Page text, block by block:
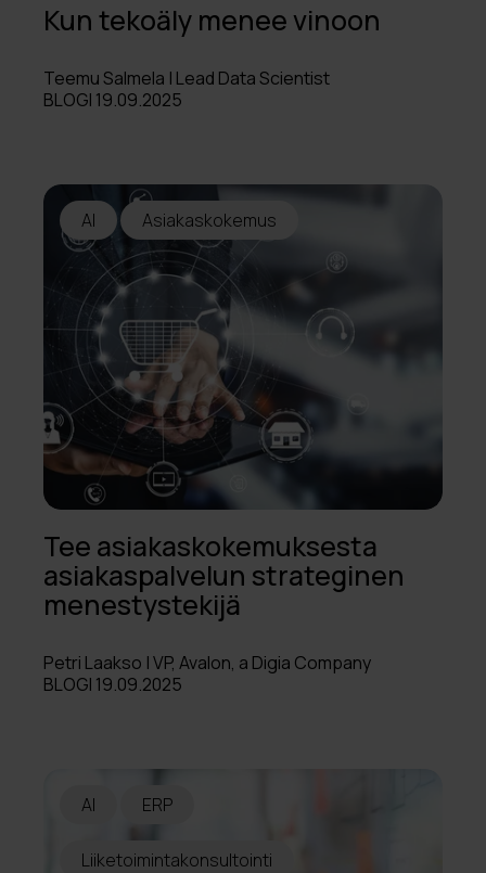
Kun tekoäly menee vinoon
Teemu Salmela | Lead Data Scientist
BLOGI 19.09.2025
AI Asiakaskokemus
Tee asiakaskokemuksesta
asiakaspalvelun strateginen
menestystekijä
Petri Laakso | VP, Avalon, a Digia Company
BLOGI 19.09.2025
AI ERP
Liiketoimintakonsultointi